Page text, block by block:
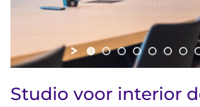
Studio voor interior